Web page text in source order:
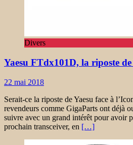
Divers
Yaesu FTdx101D, la riposte de
22 mai 2018
Serait-ce la riposte de Yaesu face à
revendeurs comme GigaParts ont déjà
suivre avec un grand intérêt pour avoir
prochain transceiver, en […]